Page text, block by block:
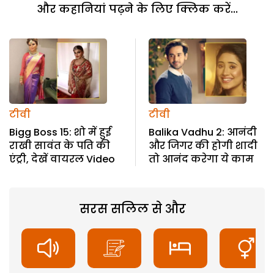
और कहानियां पढ़ने के लिए क्लिक करें...
टीवी
Bigg Boss 15: शो में हुई
राखी सावंत के पति की
एंट्री, देखें वायरल Video
टीवी
Balika Vadhu 2: आनंदी
और जिगर की होगी शादी
तो आनंद करेगा ये काम
सरस सलिल से और